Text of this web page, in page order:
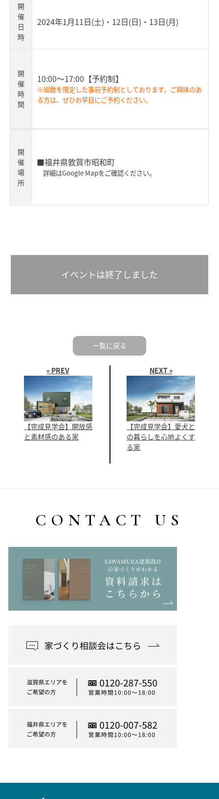
開
催
日
時
2024年1月11日(土)・12日(日)・13日(月)
開
催
時
間
10:00～17:00 【予約制】
※組数を限定した事前予約制としております。ご興味のあ
る方は、ぜひお早目にご予約ください。
開
催
場
所
■福井県敦賀市昭和町
詳細はGoogle Mapをご確認ください。
イベントは終了しました
« PREV
【完成見学会】開放感
と素材感のある家
一覧に戻る
NEXT »
【完成見学会】愛犬と
の暮らしを心地よくす
る家
CONTACT US